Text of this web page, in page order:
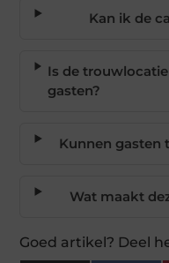
Kan ik de
Is de
gasten?
Kunnen gasten
Wat maakt
Goed artikel? Deel